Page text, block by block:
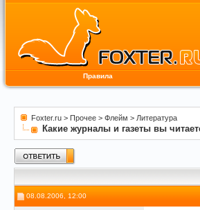
Правила
Foxter.ru > Прочее > Флейм > Литература
Какие журналы и газеты вы
08.08.2006, 12:00